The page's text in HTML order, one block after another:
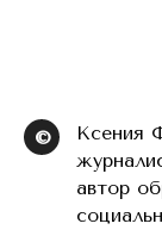
©
Ксения
автор